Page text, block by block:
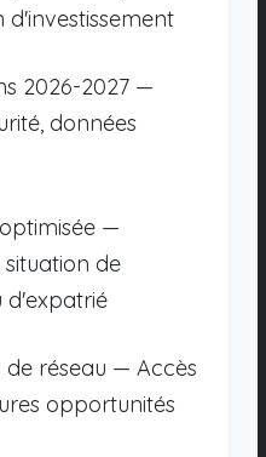
d'investissement
2026-2027 —
données
—
de
d'expatrié
de réseau — Accès
opportunités